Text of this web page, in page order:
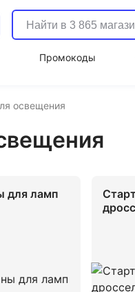
Промокоды
освещения
для ламп